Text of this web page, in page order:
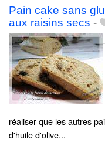
Pain cake sans
aux raisins secs -
réaliser que les autres
d'huile d'olive...